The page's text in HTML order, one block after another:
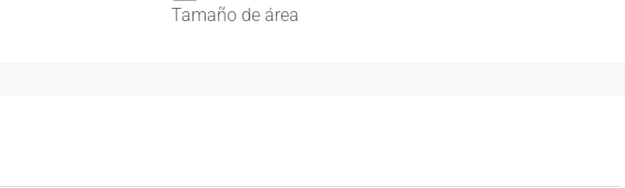
Tamaño de área